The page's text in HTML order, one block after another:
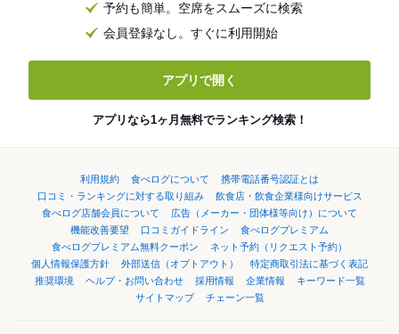
予約も簡単。空席をスムーズに検索
会員登録なし。すぐに利用開始
アプリで開く
アプリなら1ヶ月無料でランキング検索！
利用規約 食べログについて
携帯電話番号認証とは
口コミ・ランキングに対する取り組み
飲食店・飲食企業様向けサービス
食べログ店舗会員について
広告（メーカー・団体様等向け）について
機能改善要望
口コミガイドライン
食べログプレミアム
食べログプレミアム無料クーポン
ネット予約（リクエスト予約）
個人情報保護方針
外部送信（オプトアウト）
特定商取引法に基づく表記
推奨環境
ヘルプ・お問い合わせ 採用情報 企業情報
キーワード一覧
サイトマップ
チェーン一覧